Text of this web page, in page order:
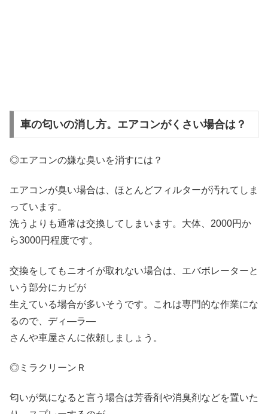
車の匂いの消し方。エアコンがくさい場合は？
◎エアコンの嫌な臭いを消すには？
エアコンが臭い場合は、ほとんどフィルターが汚れてしま
っています。
洗うよりも通常は交換してしまいます。大体、2000円か
ら3000円程度です。
交換をしてもニオイが取れない場合は、エバボレーターと
いう部分にカビが
生えている場合が多いそうです。これは専門的な作業にな
るので、ディ―ラ―
さんや車屋さんに依頼しましょう。
◎ミラクリーンＲ
匂いが気になると言う場合は芳香剤や消臭剤などを置いた